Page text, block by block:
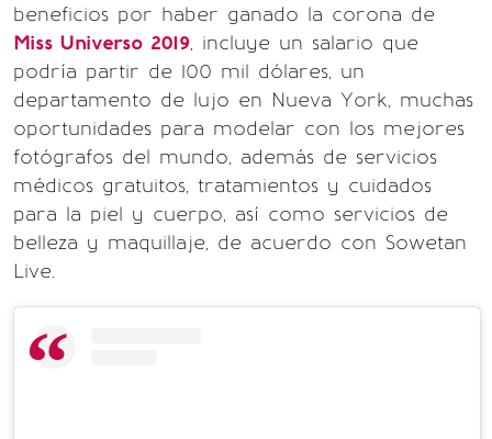
beneficios por haber ganado la corona de
Miss Universo 2019, incluye un salario que
podría partir de 100 mil dólares, un
departamento de lujo en Nueva York, muchas
oportunidades para modelar con los mejores
fotógrafos del mundo, además de servicios
médicos gratuitos, tratamientos y cuidados
para la piel y cuerpo, así como servicios de
belleza y maquillaje, de acuerdo con Sowetan
Live.